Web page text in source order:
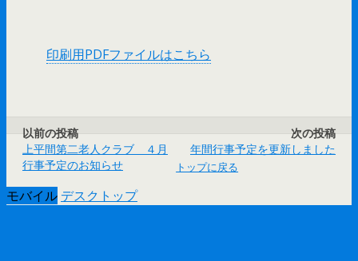
印刷用PDFファイルはこちら
以前の投稿
上平間第二老人クラブ ４月
行事予定のお知らせ
次の投稿
年間行事予定を更新しました
トップに戻る
モバイル デスクトップ